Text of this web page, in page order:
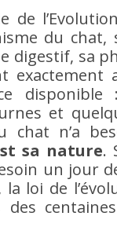
de
du chat,
digestif, sa
exactement
et
chat n’a
sa nature.
un jour
loi de
des